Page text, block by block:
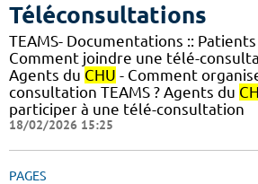
Téléconsultations
TEAMS- Documentations ::
Comment joindre une télé-
Agents du CHU - Comment
consultation TEAMS ? Agents du
participer à une télé-consultation
18/02/2026 15:25
PAGES